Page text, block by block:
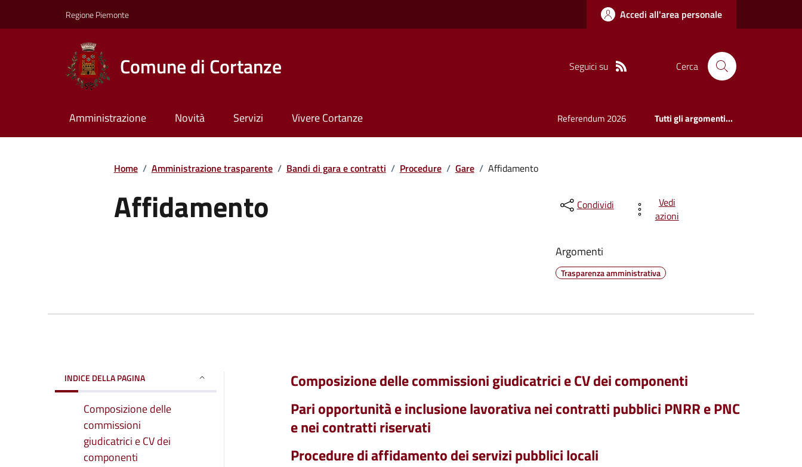
Regione Piemonte Accedi all'area personale
Comune di Cortanze Seguici su Cerca
Amministrazione Novità Servizi Vivere Cortanze Referendum 2026 Tutti gli argomenti...
Home / Amministrazione trasparente / Bandi di gara e contratti / Procedure / Gare / Affidamento
Affidamento Condividi
Vedi
azioni
Argomenti
Trasparenza amministrativa
INDICE DELLA PAGINA
Composizione delle
commissioni
giudicatrici e CV dei
componenti
Composizione delle commissioni giudicatrici e CV dei componenti
Pari opportunità e inclusione lavorativa nei contratti pubblici PNRR e PNC
e nei contratti riservati
Procedure di affidamento dei servizi pubblici locali